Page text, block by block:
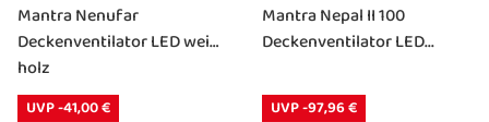
Mantra Nenufar
Deckenventilator LED weiß-
holz
UVP -41,00 €
Mantra Nepal II 100
Deckenventilator LED...
UVP -97,96 €